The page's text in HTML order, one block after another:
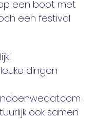
een boot met
een festival
dingen
ook samen